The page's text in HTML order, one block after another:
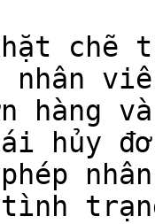
chẽ
nhân
hủy
tình